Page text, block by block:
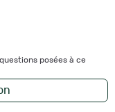
posées à ce